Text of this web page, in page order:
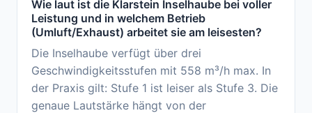
Wie laut ist die Klarstein Inselhaube bei voller
Leistung und in welchem Betrieb
(Umluft/Exhaust) arbeitet sie am leisesten?
Die Inselhaube verfügt über drei
Geschwindigkeitsstufen mit 558 m³/h max. In
der Praxis gilt: Stufe 1 ist leiser als Stufe 3. Die
genaue Lautstärke hängt von der